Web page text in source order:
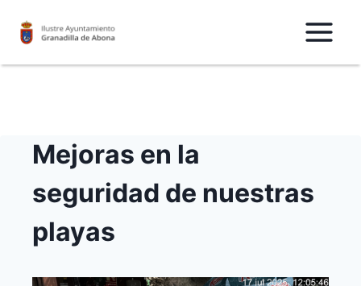
Mejoras en la
seguridad de nuestras
playas